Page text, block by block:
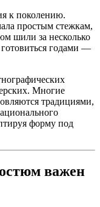
к поколению.
простым стежкам,
шили за несколько
годами —
Многие
традициями,
форму под
важен